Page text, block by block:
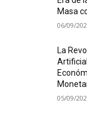
Masa
06/09/
La
05/09/